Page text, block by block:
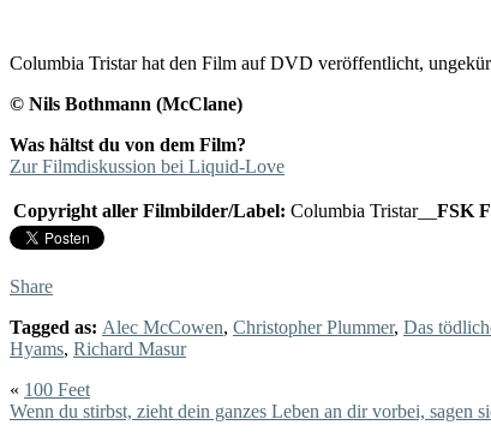
Columbia Tristar hat den Film auf DVD veröffentlicht,
© Nils Bothmann (McClane)
Was hältst du von dem Film?
Zur Filmdiskussion bei Liquid-Love
Copyright aller Filmbilder/Label: Columbia Tristar__ FSK
Share
Tagged as: Alec McCowen, Christopher Plummer, Das
Hyams, Richard Masur
« 100 Feet
Wenn du stirbst, zieht dein ganzes Leben an dir vorbei, sagen